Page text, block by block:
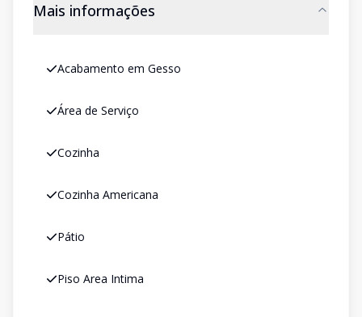
Mais informações
Acabamento em Gesso
Área de Serviço
Cozinha
Cozinha Americana
Pátio
Piso Area Intima